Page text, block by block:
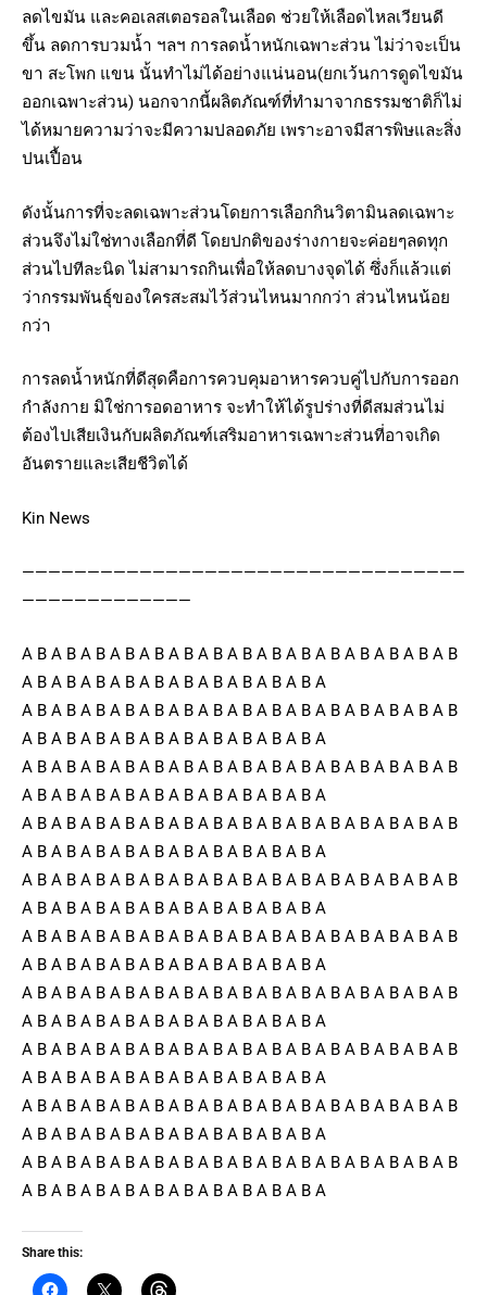
ลดไขมัน และคอเลสเตอรอลในเลือด ช่วยให้เลือดไหลเวียนดี
ขึ้น ลดการบวมน้ำ ฯลฯ การลดน้ำหนักเฉพาะส่วน ไม่ว่าจะเป็น
ขา สะโพก แขน นั้นทำไม่ได้อย่างแน่นอน(ยกเว้นการดูดไขมัน
ออกเฉพาะส่วน) นอกจากนี้ผลิตภัณฑ์ที่ทำมาจากธรรมชาติก็ไม่
ได้หมายความว่าจะมีความปลอดภัย เพราะอาจมีสารพิษและสิ่ง
ปนเปื้อน
ดังนั้นการที่จะลดเฉพาะส่วนโดยการเลือกกินวิตามินลดเฉพาะ
ส่วนจึงไม่ใช่ทางเลือกที่ดี โดยปกติของร่างกายจะค่อยๆลดทุก
ส่วนไปทีละนิด ไม่สามารถกินเพื่อให้ลดบางจุดได้ ซึ่งก็แล้วแต่
ว่ากรรมพันธุ์ของใครสะสมไว้ส่วนไหนมากกว่า ส่วนไหนน้อย
กว่า
การลดน้ำหนักที่ดีสุดคือการควบคุมอาหารควบคู่ไปกับการออก
กำลังกาย มิใช่การอดอาหาร จะทำให้ได้รูปร่างที่ดีสมส่วนไม่
ต้องไปเสียเงินกับผลิตภัณฑ์เสริมอาหารเฉพาะส่วนที่อาจเกิด
อันตรายและเสียชีวิตได้
Kin News
——————————————————————————————————
—————————————
A B A B A B A B A B A B A B A B A B A B A B A B A B A B A B
A B A B A B A B A B A B A B A B A B A B A
A B A B A B A B A B A B A B A B A B A B A B A B A B A B A B
A B A B A B A B A B A B A B A B A B A B A
A B A B A B A B A B A B A B A B A B A B A B A B A B A B A B
A B A B A B A B A B A B A B A B A B A B A
A B A B A B A B A B A B A B A B A B A B A B A B A B A B A B
A B A B A B A B A B A B A B A B A B A B A
A B A B A B A B A B A B A B A B A B A B A B A B A B A B A B
A B A B A B A B A B A B A B A B A B A B A
A B A B A B A B A B A B A B A B A B A B A B A B A B A B A B
A B A B A B A B A B A B A B A B A B A B A
A B A B A B A B A B A B A B A B A B A B A B A B A B A B A B
A B A B A B A B A B A B A B A B A B A B A
A B A B A B A B A B A B A B A B A B A B A B A B A B A B A B
A B A B A B A B A B A B A B A B A B A B A
A B A B A B A B A B A B A B A B A B A B A B A B A B A B A B
A B A B A B A B A B A B A B A B A B A B A
A B A B A B A B A B A B A B A B A B A B A B A B A B A B A B
A B A B A B A B A B A B A B A B A B A B A
Share this: